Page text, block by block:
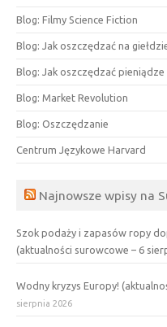
Blog: Filmy Science Fiction
Blog: Jak oszczędzać na
Blog: Jak oszczędzać pieniądze
Blog: Market Revolution
Blog: Oszczędzanie
Centrum Językowe Harvard
Najnowsze wpisy na
Szok podaży i zapasów ropy
(aktualności surowcowe – 6
Wodny kryzys Europy!
sierpnia 2026